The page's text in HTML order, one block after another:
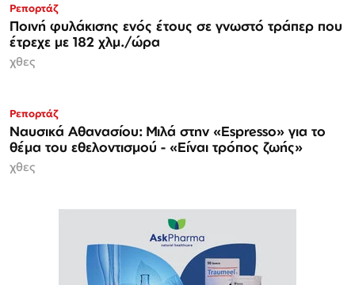
Ρεπορτάζ
Ποινή φυλάκισης ενός έτους σε γνωστό τράπερ που
έτρεχε με 182 χλμ./ώρα
χθες
Ρεπορτάζ
Ναυσικά Αθανασίου: Μιλά στην «Espresso» για το
θέμα του εθελοντισμού - «Είναι τρόπος ζωής»
χθες